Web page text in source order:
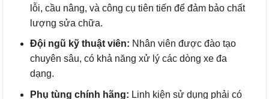
lỗi, cầu nâng, và công cụ tiên tiến để đảm bảo chất
lượng sửa chữa.
Đội ngũ kỹ thuật viên: Nhân viên được đào tạo
chuyên sâu, có khả năng xử lý các dòng xe đa
dạng.
Phụ tùng chính hãng: Linh kiện sử dụng phải có